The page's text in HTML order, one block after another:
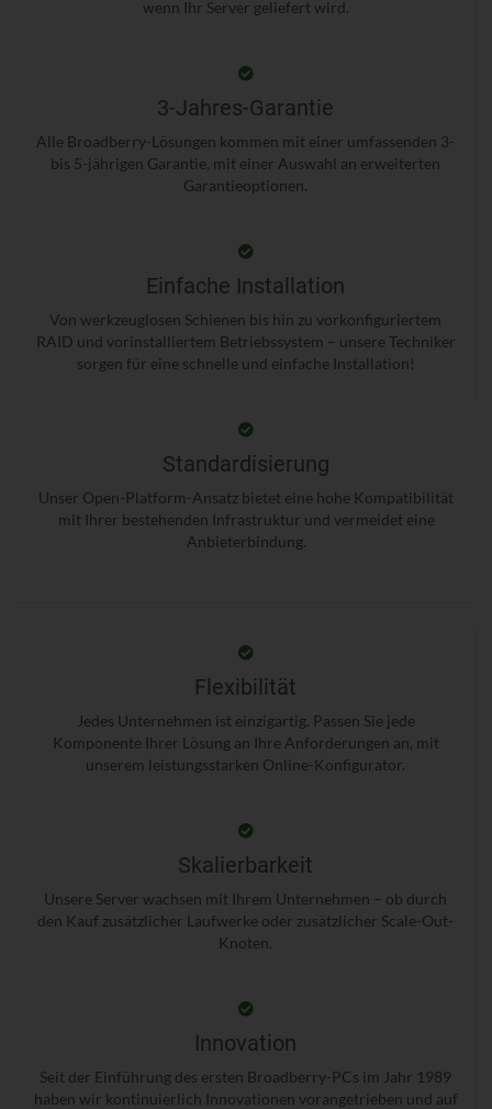
wenn Ihr Server geliefert wird.
3-Jahres-Garantie
Alle Broadberry-Lösungen kommen mit einer umfassenden 3-
bis 5-jährigen Garantie, mit einer Auswahl an erweiterten
Garantieoptionen.
Einfache Installation
Von werkzeuglosen Schienen bis hin zu vorkonfiguriertem
RAID und vorinstalliertem Betriebssystem – unsere Techniker
sorgen für eine schnelle und einfache Installation!
Standardisierung
Unser Open-Platform-Ansatz bietet eine hohe Kompatibilität
mit Ihrer bestehenden Infrastruktur und vermeidet eine
Anbieterbindung.
Flexibilität
Jedes Unternehmen ist einzigartig. Passen Sie jede
Komponente Ihrer Lösung an Ihre Anforderungen an, mit
unserem leistungsstarken Online-Konfigurator.
Skalierbarkeit
Unsere Server wachsen mit Ihrem Unternehmen – ob durch
den Kauf zusätzlicher Laufwerke oder zusätzlicher Scale-Out-
Knoten.
Innovation
Seit der Einführung des ersten Broadberry-PCs im Jahr 1989
haben wir kontinuierlich Innovationen vorangetrieben und auf